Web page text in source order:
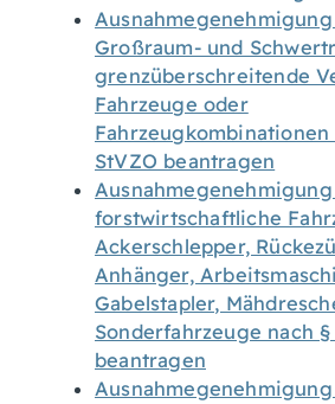
Großraum- und
grenzüberschreitende
Fahrzeuge oder
Fahrzeugkombinationen
StVZO beantragen
forstwirtschaftliche
Ackerschlepper,
Anhänger,
Gabelstapler,
Sonderfahrzeuge nach §
beantragen